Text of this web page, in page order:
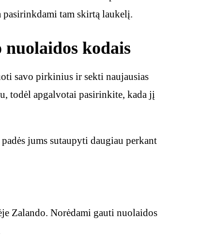
tam skirtą laukelį.
kodais
savo pirkinius ir sekti naujausias
todėl apgalvotai pasirinkite, kada jį
jums sutaupyti daugiau perkant
Zalando. Norėdami gauti nuolaidos